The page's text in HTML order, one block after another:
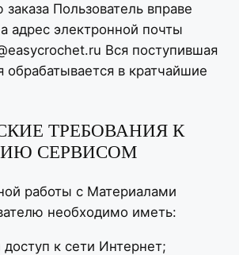
Пользователь вправе
адрес электронной почты
Вся поступившая
обрабатывается в кратчайшие
ТРЕБОВАНИЯ К
СЕРВИСОМ
работы с Материалами
необходимо иметь:
к сети Интернет;